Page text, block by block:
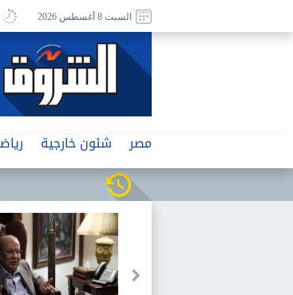
السبت 8 أغسطس 2026
مصر شئون خارجية